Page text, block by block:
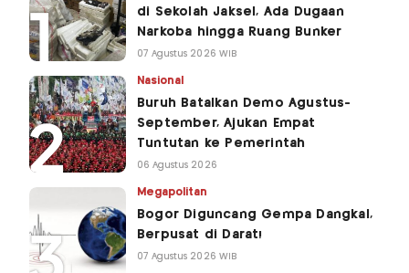
di Sekolah Jaksel, Ada Dugaan
Narkoba hingga Ruang Bunker
07 Agustus 2026 WIB
Nasional
Buruh Batalkan Demo Agustus-
September, Ajukan Empat
Tuntutan ke Pemerintah
06 Agustus 2026
Megapolitan
Bogor Diguncang Gempa Dangkal,
Berpusat di Darat!
07 Agustus 2026 WIB